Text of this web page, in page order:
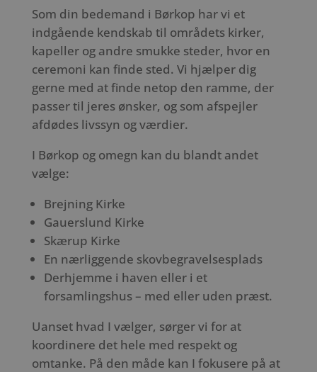
Som din bedemand i Børkop har vi et
indgående kendskab til områdets kirker,
kapeller og andre smukke steder, hvor en
ceremoni kan finde sted. Vi hjælper dig
gerne med at finde netop den ramme, der
passer til jeres ønsker, og som afspejler
afdødes livssyn og værdier.
I Børkop og omegn kan du blandt andet
vælge:
Brejning Kirke
Gauerslund Kirke
Skærup Kirke
En nærliggende skovbegravelsesplads
Derhjemme i haven eller i et
forsamlingshus – med eller uden præst.
Uanset hvad I vælger, sørger vi for at
koordinere det hele med respekt og
omtanke. På den måde kan I fokusere på at